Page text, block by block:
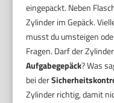
eingepackt. Neben
Zylinder im Gepäck.
musst du umsteigen
Fragen. Darf der
Aufgabegepäck? Was
bei der
Zylinder richtig, damit